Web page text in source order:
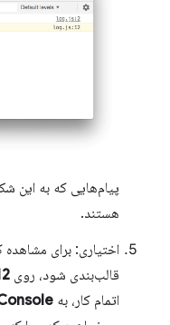
پیام‌هایی که به این
هستند.
اختیاری: برای
قالب‌بندی شود، روی
اتمام کار، به